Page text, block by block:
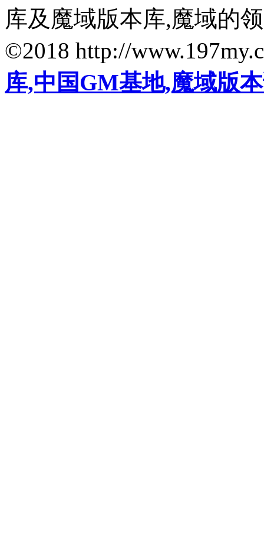
库及魔域版本库,魔域的
©2018 http://
库,中国GM基地,魔域版